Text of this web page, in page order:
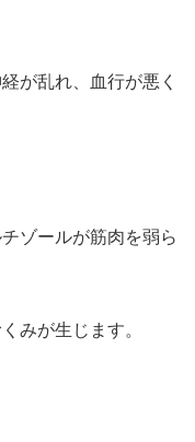
が乱れ、血行が悪く
ゾールが筋肉を弱ら
みが生じます。